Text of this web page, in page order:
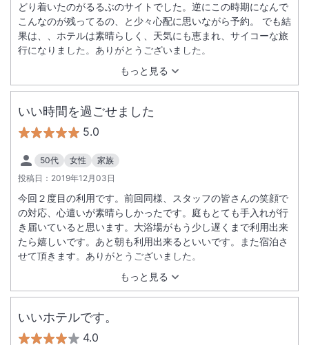
もっと見る
どり着いたのがるるぶのサイトでした。逆にこの時期になんで
こんなのが残ってるの、と少々心配に思いながら予約。 でも結
果は、、ホテルは素晴らしく、天気にも恵まれ、サイコーな旅
行になりました。ありがとうございました。
いい時間を過ごせました
5.0
50代 女性
家族
投稿日： 2019年12月03日
もっと見る
今回２度目の利用です。前回同様、スタッフの皆さんの笑顔で
の対応、心遣いが素晴らしかったです。庭もとても手入れが行
き届いていると思います。大浴場がもう少し遅くまで利用出来
たら嬉しいです。あと朝も利用出来るといいです。また宿泊さ
せて頂きます。ありがとうございました。
いいホテルです。
4.0